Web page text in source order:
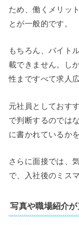
ため、働くメリッ
とが一般的です。
もちろん、バイト
載できません。し
性まですべて求人
元社員としておす
で判断するのでは
に書かれているか
さらに面接では、
で、入社後のミス
写真や職場紹介